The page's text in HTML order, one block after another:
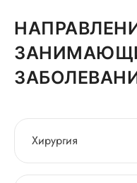
Хирургия